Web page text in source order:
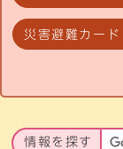
災害避難カード
情報を探す